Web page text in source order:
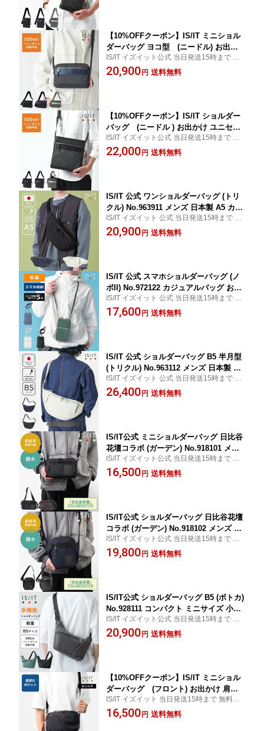
【10%OFFクーポン】IS/IT ミニショル
ダーバッグ ヨコ型 (ニードル) お出か
け ユニセックス レディース 女性 男女
兼用 小さい 小さい鞄 ミニ コンパクト
IS/IT イズイット公式 当日発送15時まで 無
料ギフトサービス
20,900円 送料無料
【10%OFFクーポン】IS/IT ショルダー
バッグ (ニードル ) お出かけ ユニセッ
クス レディース 女性 男女兼用 斜め掛
け 斜めがけ 肩がけ 縦型 メンズ 男性 カ
IS/IT イズイット公式 当日発送15時まで 無
料ギフトサービス
22,000円 送料無料
IS/IT 公式 ワンショルダーバッグ (トリ
クル) No.963911 メンズ 日本製 A5 カジ
ュアルバッグ 撥水 お出掛け おでかけ
斜め掛け 肩掛け 男性 社会人 旅行 ギフ
IS/IT イズイット 公式 当日発送15時まで 無
料ギフトサービス
20,900円 送料無料
IS/IT 公式 スマホショルダーバッグ (ノ
ボII) No.972122 カジュアルバッグ お出
掛け 斜め掛け 肩掛け 小さい コンパク
ト メンズ 男性 社会人 旅行 ギフト プレ
IS/IT イズイット 公式 当日発送15時まで 無
料ギフトサービス
17,600円 送料無料
IS/IT 公式 ショルダーバッグ B5 半月型
(トリクル) No.963112 メンズ 日本製 カ
ジュアルバッグ 撥水 お出掛け 斜め掛け
肩掛け 男性 社会人 旅行 ギフト プレゼ
IS/IT イズイット 公式 当日発送15時まで 無
料ギフトサービス
26,400円 送料無料
IS/IT公式 ミニショルダーバッグ 日比谷
花壇コラボ (ガーデン) No.918101 メン
ズ 撥水 花柄 軽い 軽量 水に強い お出か
け 小さい鞄 ミニ コンパクト 斜め掛け
IS/IT イズイット公式 当日発送15時まで 無
料ギフトサービス
16,500円 送料無料
IS/IT公式 ショルダーバッグ 日比谷花壇
コラボ (ガーデン) No.918102 メンズ 撥
水 花柄 軽い 軽量 水に強い お出かけ 小
さい鞄 ミニ コンパクト 斜め掛け 斜め
IS/IT イズイット公式 当日発送15時まで 無
料ギフトサービス
19,800円 送料無料
IS/IT公式 ショルダーバッグ B5 (ボトカ)
No.928111 コンパクト ミニサイズ 小さ
い 鞄 カジュアル レジャー アウトドア
ナイロン 軽量 軽い メンズ ユニセック
IS/IT イズイット公式 当日発送15時まで 無
料ギフトサービス
20,900円 送料無料
【10%OFFクーポン】IS/IT ミニショル
ダーバッグ (フロント) お出かけ 肩掛
け ミニ 小さい コンパクト ポケット 機
能 収納 斜め掛け サブバッグ 肩がけ 縦
IS/IT イズイット 当日発送15時まで 無料ギ
フトサービス
16,500円 送料無料